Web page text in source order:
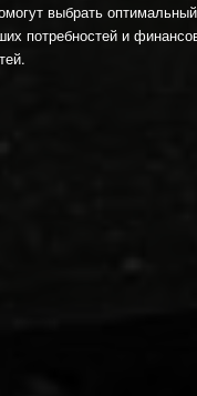
выбрать
потребностей и